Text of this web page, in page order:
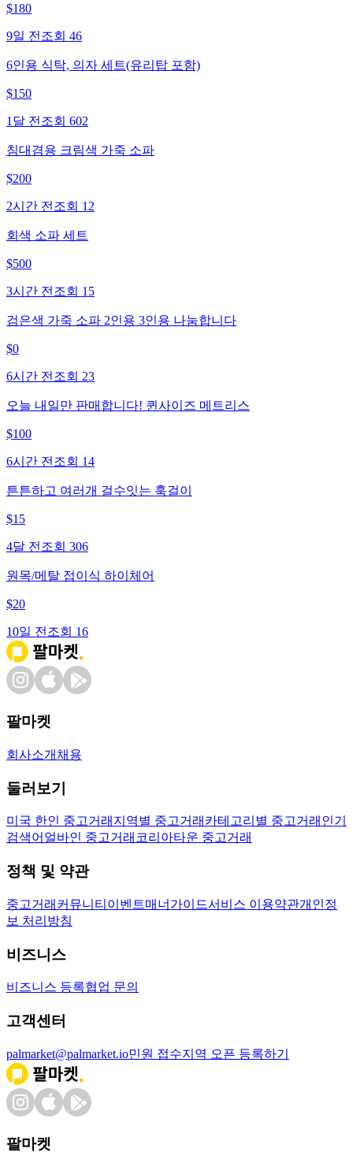
$180
9일 전 조회 46
6인용 식탁, 의자 세트(유리탑 포함)
$150
1달 전 조회 602
침대겸용 크림색 가죽 소파
$200
2시간 전 조회 12
회색 소파 세트
$500
3시간 전 조회 15
검은색 가죽 소파 2인용 3인용 나눔합니다
$0
6시간 전 조회 23
오늘 내일만 판매합니다! 퀸사이즈 메트리스
$100
6시간 전 조회 14
튼튼하고 여러개 걸수잇는 훅걸이
$15
4달 전 조회 306
원목/메탈 접이식 하이체어
$20
10일 전 조회 16
팔마켓
회사소개 채용
둘러보기
미국 한인 중고거래 지역별 중고거래 카테고리별 중고거래 인기
검색어 얼바인 중고거래 코리아타운 중고거래
정책 및 약관
중고거래 커뮤니티 이벤트매너가이드서비스 이용약관개인정
보 처리방침
비즈니스
비즈니스 등록협업 문의
고객센터
palmarket@palmarket.io민원 접수지역 오픈 등록하기
팔마켓